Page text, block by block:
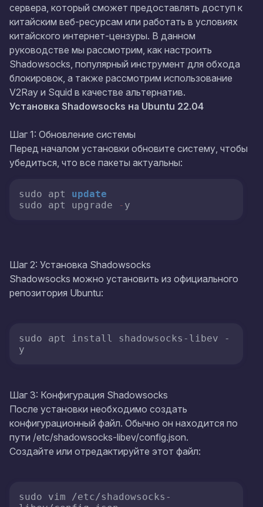
сервера, который сможет предоставлять доступ к
китайским веб-ресурсам или работать в условиях
китайского интернет-цензуры. В данном
руководстве мы рассмотрим, как настроить
Shadowsocks, популярный инструмент для обхода
блокировок, а также рассмотрим использование
V2Ray и Squid в качестве альтернатив.
Установка Shadowsocks на Ubuntu 22.04
Шаг 1: Обновление системы
Перед началом установки обновите систему, чтобы
убедиться, что все пакеты актуальны:
sudo apt update
sudo apt upgrade
- y
Шаг 2: Установка Shadowsocks
Shadowsocks можно установить из официального
репозитория Ubuntu:
sudo apt install shadowsocks-libev -
y
Шаг 3: Конфигурация Shadowsocks
После установки необходимо создать
конфигурационный файл. Обычно он находится по
пути /etc/shadowsocks-libev/config.json.
Создайте или отредактируйте этот файл:
sudo vim /etc/shadowsocks-